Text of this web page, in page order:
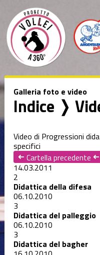
Galleria foto e video
Indice ❭
Video di Progressioni
specifici
➜ Cartella precedente ➜
14.03.2011
2
Didattica della difesa
06.10.2010
3
Didattica del palleggio
06.10.2010
3
Didattica del bagher